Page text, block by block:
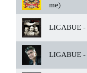
me)
LIGABUE -
LIGABUE -